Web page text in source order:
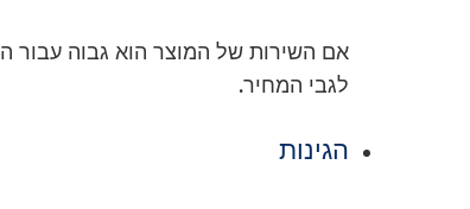
אם השירות של המוצר הוא גבוה עבור
לגבי המחיר.
הגינות